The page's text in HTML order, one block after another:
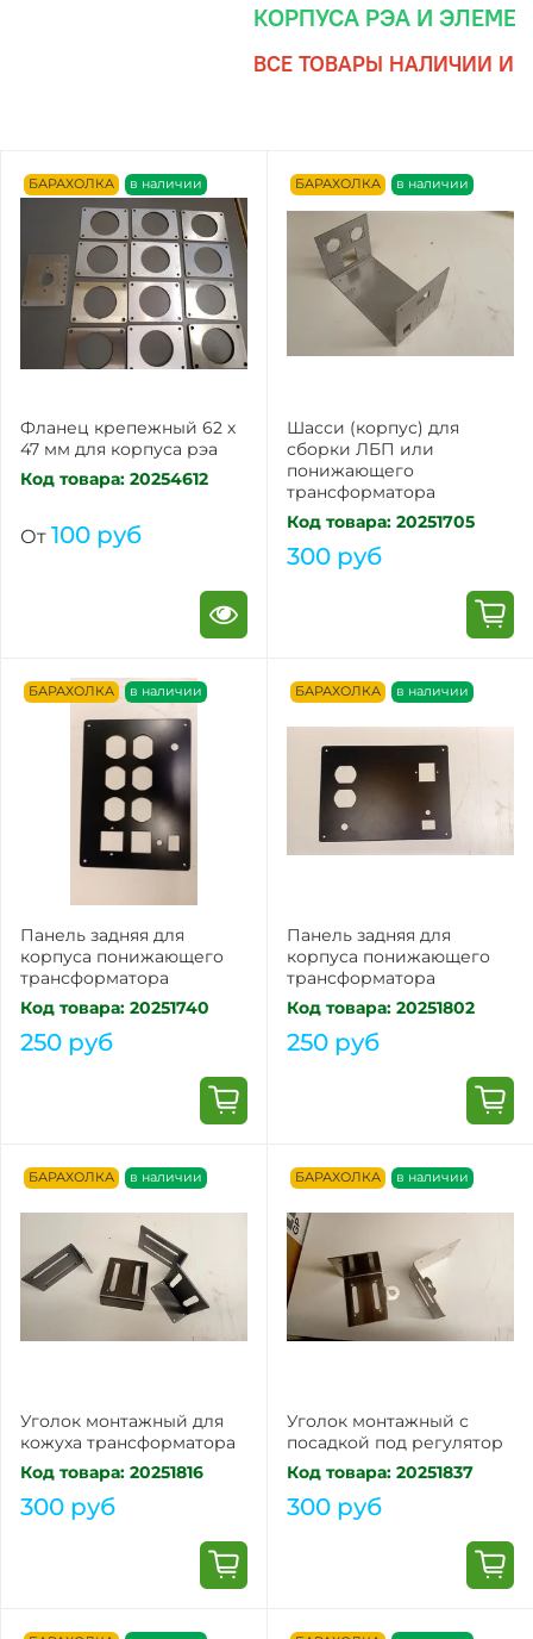
КОРПУСА РЭА И
ВСЕ ТОВАРЫ НАЛИЧИИ И
БАРАХОЛКА в наличии
Фланец крепежный 62 х
47 мм для корпуса рэа
Код товара: 20254612
От 100 руб
БАРАХОЛКА в наличии
Шасси (корпус) для
сборки ЛБП или
понижающего
трансформатора
Код товара: 20251705
300 руб
БАРАХОЛКА в наличии
Панель задняя для
корпуса понижающего
трансформатора
Код товара: 20251740
250 руб
БАРАХОЛКА в наличии
Панель задняя для
корпуса понижающего
трансформатора
Код товара: 20251802
250 руб
БАРАХОЛКА в наличии
Уголок монтажный для
кожуха трансформатора
Код товара: 20251816
300 руб
БАРАХОЛКА в наличии
Уголок монтажный с
посадкой под регулятор
Код товара: 20251837
300 руб